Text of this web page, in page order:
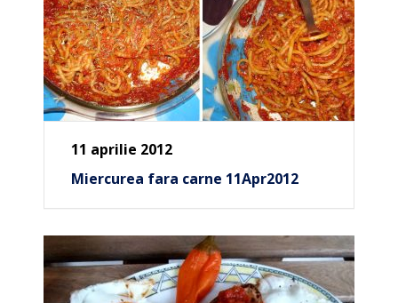
11 aprilie 2012
Miercurea fara carne 11Apr2012